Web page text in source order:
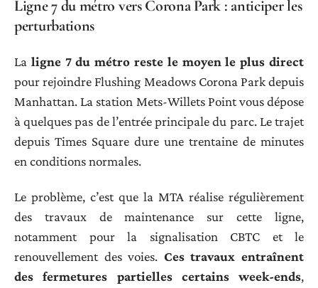
Ligne 7 du métro vers Corona Park : anticiper les
perturbations
La ligne 7 du métro reste le moyen le plus direct
pour rejoindre Flushing Meadows Corona Park depuis
Manhattan. La station Mets-Willets Point vous dépose
à quelques pas de l’entrée principale du parc. Le trajet
depuis Times Square dure une trentaine de minutes
en conditions normales.
Le problème, c’est que la MTA réalise régulièrement
des travaux de maintenance sur cette ligne,
notamment pour la signalisation CBTC et le
renouvellement des voies. Ces travaux entraînent
des fermetures partielles certains week-ends,